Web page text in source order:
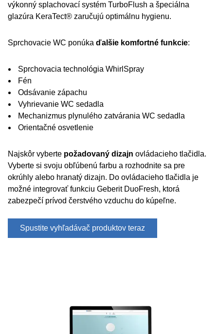
výkonný splachovací systém TurboFlush a špeciálna
glazúra KeraTect® zaručujú optimálnu hygienu.
Sprchovacie WC ponúka ďalšie komfortné funkcie:
Sprchovacia technológia WhirlSpray
Fén
Odsávanie zápachu
Vyhrievanie WC sedadla
Mechanizmus plynulého zatvárania WC sedadla
Orientačné osvetlenie
Najskôr vyberte požadovaný dizajn ovládacieho tlačidla.
Vyberte si svoju obľúbenú farbu a rozhodnite sa pre
okrúhly alebo hranatý dizajn. Do ovládacieho tlačidla je
možné integrovať funkciu Geberit DuoFresh, ktorá
zabezpečí prívod čerstvého vzduchu do kúpeľne.
Spustite vyhľadávač produktov teraz